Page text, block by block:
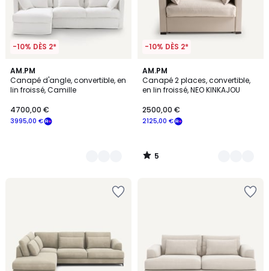
-10% DÈS 2*
AM.PM
Canapé d'angle, convertible, en
lin froissé, Camille
3995,00 €
4700,00 €
2
Couleurs
-10% DÈS 2*
AM.PM
Canapé 2 places, convertible,
en lin froissé, NEO KINKAJOU
2125,00 €
2500,00 €
5
/
5
2
Couleurs
5
/